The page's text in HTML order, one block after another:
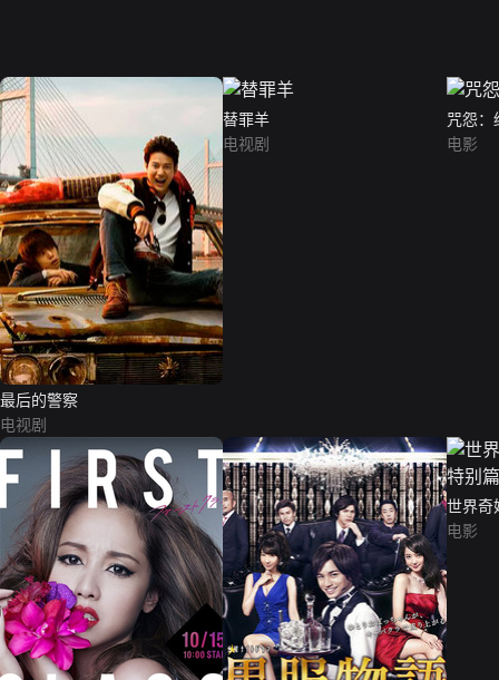
最后的警察
电视剧
替罪羊
电视剧
咒怨：
电影
世界奇
电影